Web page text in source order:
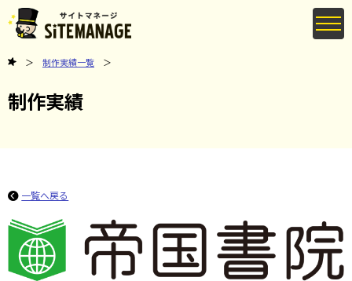
制作実績一覧
制作実績
一覧へ戻る